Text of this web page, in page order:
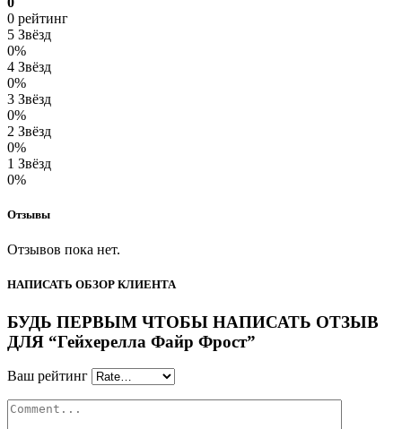
0 рейтинг
5 Звёзд
0%
4 Звёзд
0%
3 Звёзд
0%
2 Звёзд
0%
1 Звёзд
0%
Отзывы
Отзывов пока нет.
НАПИСАТЬ ОБЗОР КЛИЕНТА
БУДЬ ПЕРВЫМ ЧТОБЫ НАПИСАТЬ ОТЗЫВ
ДЛЯ “Гейхерелла Файр Фрост”
Ваш рейтинг